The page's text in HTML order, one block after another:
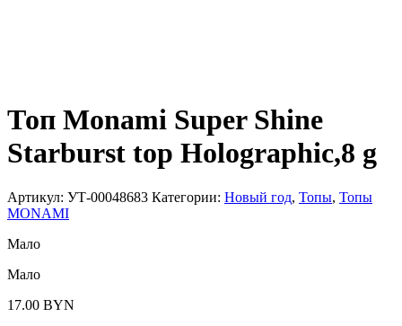
Топ Monami Super Shine
Starburst top Holographic,8 g
Артикул: УТ-00048683 Категории: Новый год, Топы, Топы
MONAMI
Мало
Мало
17.00 BYN